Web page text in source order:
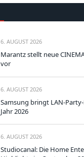
6. AUGUST 2026
Marantz stellt neue
vor
6. AUGUST 2026
Samsung bringt LAN-
Jahr 2026
6. AUGUST 2026
Studiocanal: Die Home